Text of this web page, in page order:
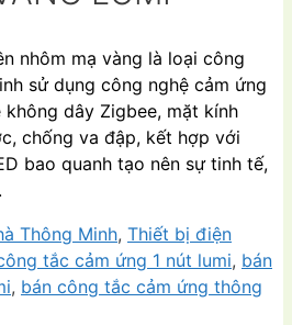
nhôm mạ vàng là loại công
sử dụng công nghệ cảm ứng
dây Zigbee, mặt kính
chống va đập, kết hợp với
bao quanh tạo nên sự tinh tế,
Thông Minh, Thiết bị điện
tắc cảm ứng 1 nút lumi, bán
, bán công tắc cảm ứng thông